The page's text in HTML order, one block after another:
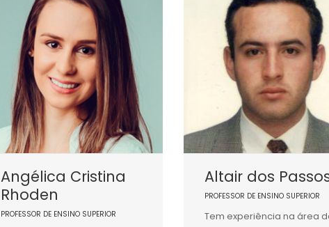
Angélica Cristina
Rhoden
PROFESSOR DE ENSINO SUPERIOR
Altair dos
PROFESSOR DE ENSINO SUPERIOR
Tem experiência na área